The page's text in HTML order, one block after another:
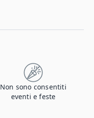
Non sono consentiti
eventi e feste